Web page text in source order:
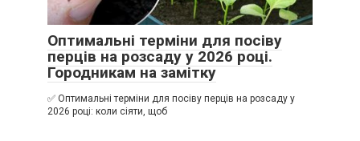
Оптимальні терміни для посіву
перців на розсаду у 2026 році.
Городникам на замітку
✅ Оптимальні терміни для посіву перців на розсаду у
2026 році: коли сіяти, щоб